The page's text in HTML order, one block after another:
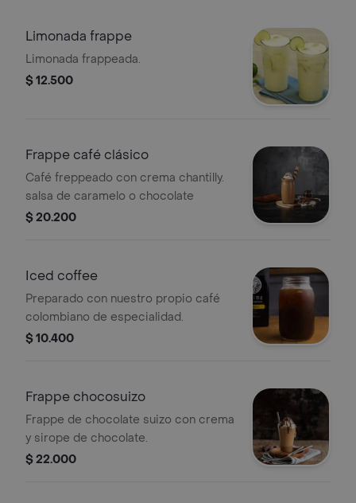
Limonada frappe
Limonada frappeada.
$ 12.500
Frappe café clásico
Café freppeado con crema chantilly.
salsa de caramelo o chocolate
$ 20.200
Iced coffee
Preparado con nuestro propio café
colombiano de especialidad.
$ 10.400
Frappe chocosuizo
Frappe de chocolate suizo con crema
y sirope de chocolate.
$ 22.000